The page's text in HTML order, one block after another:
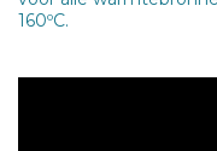
160ºC.